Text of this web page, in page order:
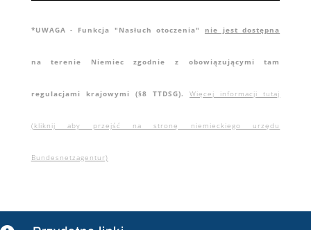
*UWAGA - Funkcja "Nasłuch otoczenia" nie jest dostępna
na terenie Niemiec zgodnie z obowiązującymi tam
regulacjami krajowymi (§8 TTDSG). Więcej informacji tutaj
(kliknij aby przejść na stronę niemieckiego urzędu
Bundesnetzagentur)